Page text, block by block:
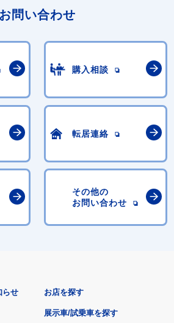
お問い合わせ
購入相談
転居連絡
その他の
お問い合わせ
らせ お店を探す
展示車/試乗車を探す